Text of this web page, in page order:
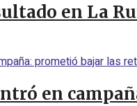
en La
en